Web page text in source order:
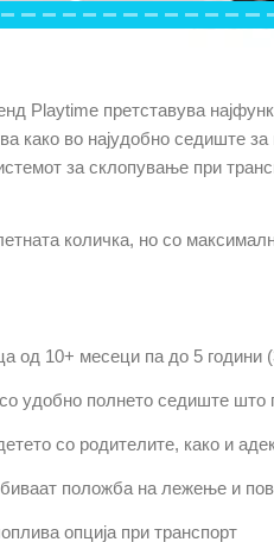
Playtime претставува
како во најудобно седиште
за склопување при
количка, но со
од 10+ месеци па до 5 години
удобно полнето седиште што
со родителите, како и
положба на лежење и
опција при транспорт